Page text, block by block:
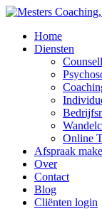
Home
Diensten
Online
Afspraak
Over
Contact
Blog
Cliënten login